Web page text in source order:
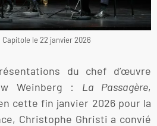
le 22 janvier 2026
du chef d’œuvre
Weinberg : La Passagère,
cette fin janvier 2026 pour la
Christophe Ghristi a convié